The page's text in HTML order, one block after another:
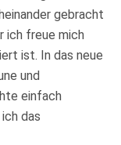
gebracht
ich freue mich
ist. In das neue
und
einfach
das